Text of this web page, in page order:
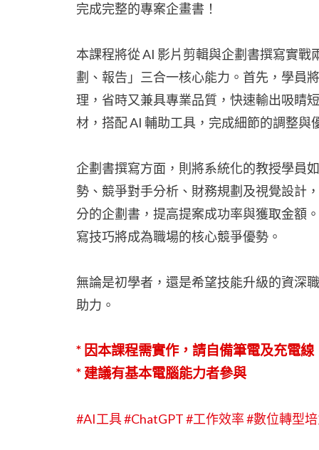
完成完整的專案企畫書！
本課程將從 AI 影片剪輯與企劃書撰寫實
劃、報告」三合一核心能力。首先，學員
理，省時又兼具專業品質，快速輸出吸睛
材，搭配 AI 輔助工具，完成細節的調整與
企劃書撰寫方面，則將系統化的教授學員
勢、競爭對手分析、財務規劃及視覺設計
分的企劃書，提高提案成功率與獲取金額
寫技巧將成為職場的核心競爭優勢。
無論是初學者，還是希望技能升級的資深
助力。
* 因本課程需實作，請自備筆電及充電線
* 建議有基本電腦能力者參與
#AI工具#ChatGPT#工作效率#數位轉型